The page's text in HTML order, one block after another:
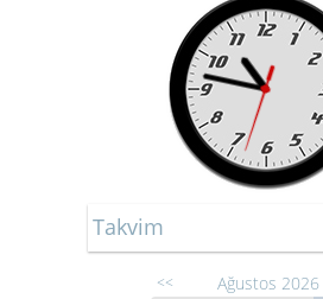
Takvim
<< Ağustos 2026